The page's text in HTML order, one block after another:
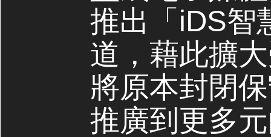
推出「iDS智
道，藉此擴
將原本封閉
推廣到更多